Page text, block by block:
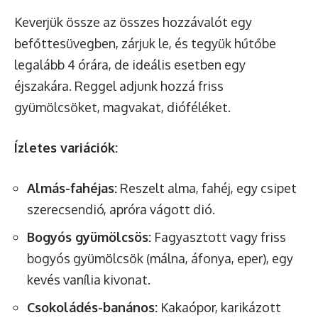
Keverjük össze az összes hozzávalót egy
befőttesüvegben, zárjuk le, és tegyük hűtőbe
legalább 4 órára, de ideális esetben egy
éjszakára. Reggel adjunk hozzá friss
gyümölcsöket, magvakat, dióféléket.
Ízletes variációk:
Almás-fahéjas: Reszelt alma, fahéj, egy csipet
szerecsendió, apróra vágott dió.
Bogyós gyümölcsös: Fagyasztott vagy friss
bogyós gyümölcsök (málna, áfonya, eper), egy
kevés vanília kivonat.
Csokoládés-banános: Kakaópor, karikázott